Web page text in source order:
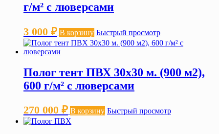
г/м² с люверсами
3 000 ₽ В корзину Быстрый просмотр
Полог тент ПВХ 30х30 м. (900 м2),
600 г/м² с люверсами
270 000 ₽ В корзину Быстрый просмотр